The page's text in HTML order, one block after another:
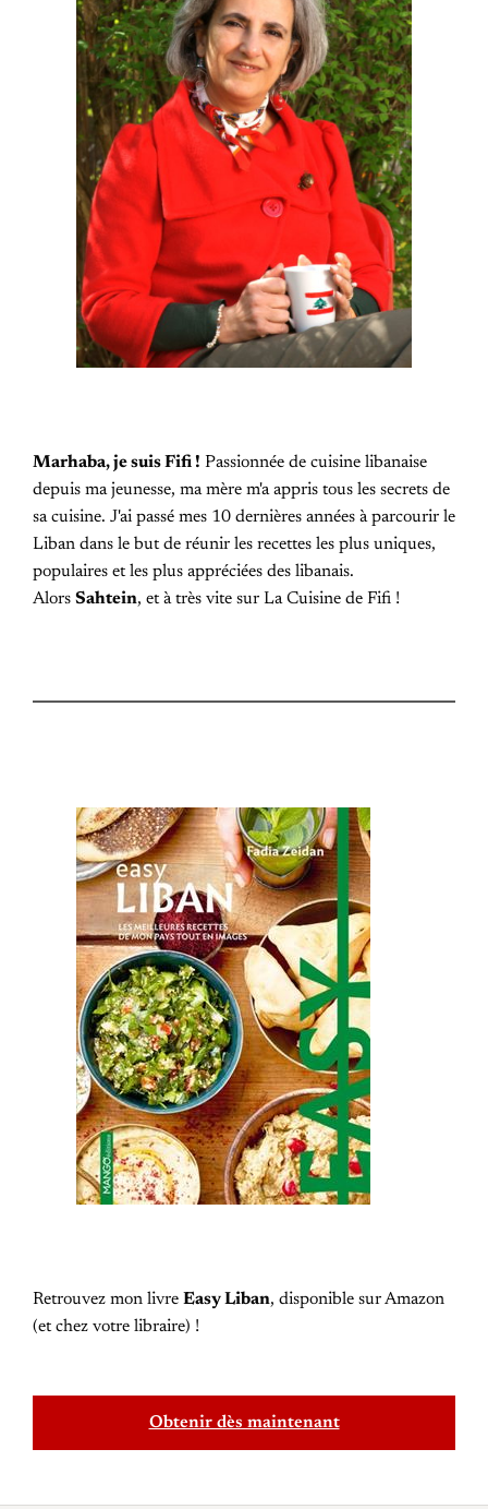
Marhaba, je suis Fifi ! Passionnée de cuisine libanaise
depuis ma jeunesse, ma mère m'a appris tous les secrets de
sa cuisine. J'ai passé mes 10 dernières années à parcourir le
Liban dans le but de réunir les recettes les plus uniques,
populaires et les plus appréciées des libanais.
Alors Sahtein, et à très vite sur La Cuisine de Fifi !
Retrouvez mon livre Easy Liban, disponible sur Amazon
(et chez votre libraire) !
Obtenir dès maintenant